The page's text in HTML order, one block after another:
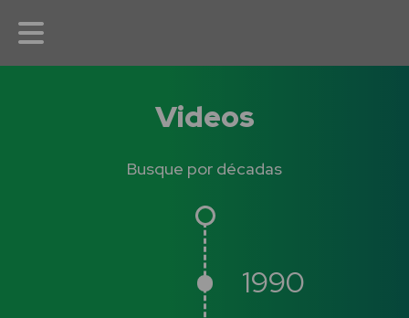
Videos
Busque por décadas
1990